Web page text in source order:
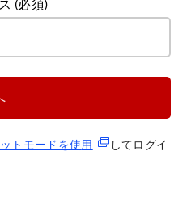
(必須)
トモードを使用 (新規タブで開
してログイ